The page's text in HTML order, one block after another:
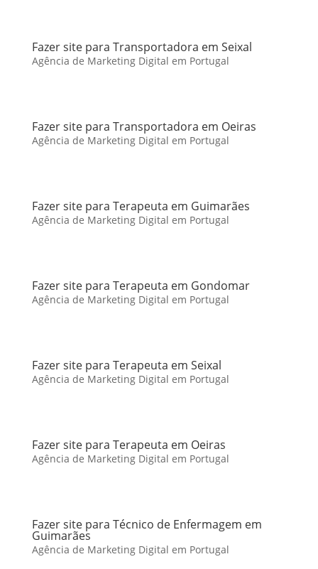
Fazer site para Transportadora em Seixal
Agência de Marketing Digital em Portugal
Fazer site para Transportadora em Oeiras
Agência de Marketing Digital em Portugal
Fazer site para Terapeuta em Guimarães
Agência de Marketing Digital em Portugal
Fazer site para Terapeuta em Gondomar
Agência de Marketing Digital em Portugal
Fazer site para Terapeuta em Seixal
Agência de Marketing Digital em Portugal
Fazer site para Terapeuta em Oeiras
Agência de Marketing Digital em Portugal
Fazer site para Técnico de Enfermagem em
Guimarães
Agência de Marketing Digital em Portugal